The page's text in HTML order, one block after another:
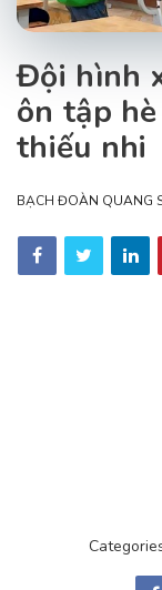
Đội hình
ôn tập
thiếu nhi
BẠCH ĐOÀN QUANG